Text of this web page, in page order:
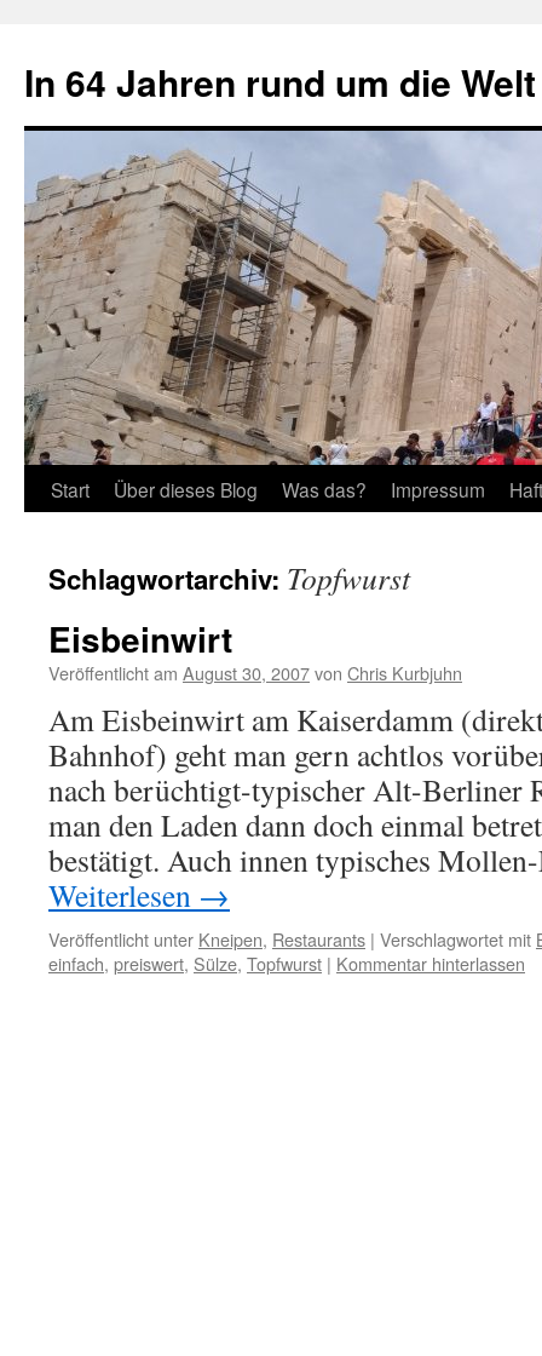
springen
In 64 Jahren rund um die Welt
Start Über dieses Blog Was das? Impressum
Schlagwortarchiv: Topfwurst
Eisbeinwirt
Veröffentlicht am August 30, 2007von Chris Kurbjuhn
Am Eisbeinwirt am Kaiserdamm
Bahnhof) geht man gern achtlos
nach berüchtigt-typischer Alt-Berliner
man den Laden dann doch einmal
bestätigt. Auch innen typisches
Weiterlesen →
Veröffentlicht unter Kneipen, Restaurants | Verschlagwortet mit
einfach, preiswert, Sülze, Topfwurst | Kommentar hinterlassen